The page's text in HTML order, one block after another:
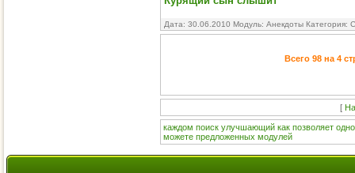
Дата: 30.06.2010 Модуль: Анекдоты Категория:
Всего 98 на 4
[
каждом поиск улучшающий как позволяет
можете предложенных модулей